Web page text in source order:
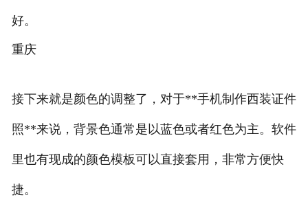
好。
重庆
接下来就是颜色的调整了，对于**手机制作西装证件
照**来说，背景色通常是以蓝色或者红色为主。软件
里也有现成的颜色模板可以直接套用，非常方便快
捷。